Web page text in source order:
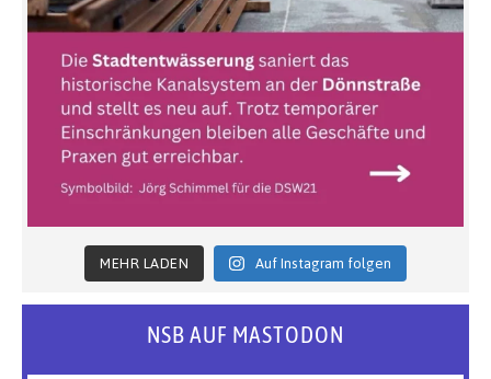
MEHR LADEN Auf Instagram folgen
NSB AUF MASTODON